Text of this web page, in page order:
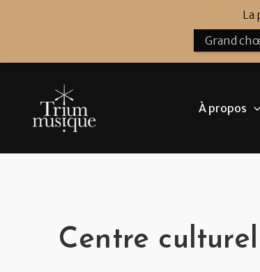
À propos
Centre
La
Grand